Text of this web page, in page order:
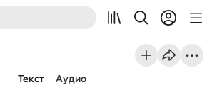
Текст Аудио